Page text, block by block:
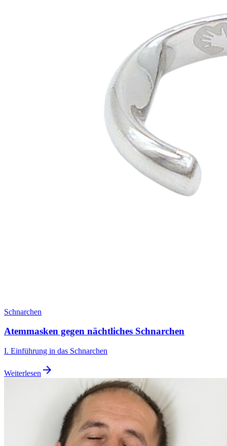
Schnarchen
Atemmasken gegen nächtliches Schnarchen
I. Einführung in das Schnarchen
Weiterlesen arrow_forward